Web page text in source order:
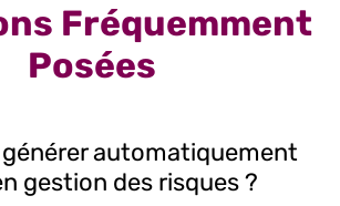
Fréquemment
Posées
automatiquement
gestion des risques ?